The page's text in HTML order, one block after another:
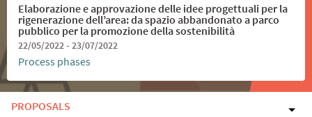
Elaborazione e approvazione delle idee progettuali per la
rigenerazione dell’area: da spazio abbandonato a parco
pubblico per la promozione della sostenibilità
22/05/2022 - 23/07/2022
Process phases
PROPOSALS